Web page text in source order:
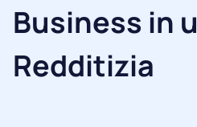
Business in
Redditizia